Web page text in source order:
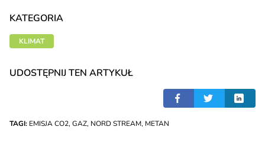
KATEGORIA
KLIMAT
UDOSTĘPNIJ TEN ARTYKUŁ
TAGI: EMISJA CO2, GAZ, NORD STREAM, METAN